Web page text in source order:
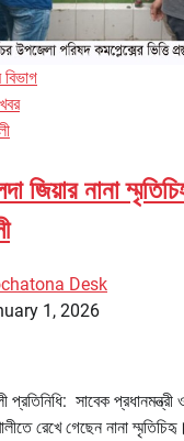
বিভাগ
জিয়ার নানা
Desk
1, 2026
প্রতিনিধি: সাবেক প্রধানমন্ত্রী
রেখে গেছেন নানা